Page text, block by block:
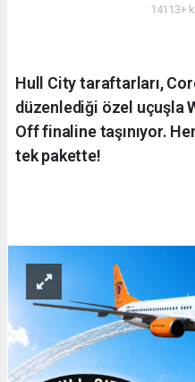
14113+
Hull City taraftarları,
düzenlediği özel uçuşla
Off finaline taşınıyor.
tek pakette!